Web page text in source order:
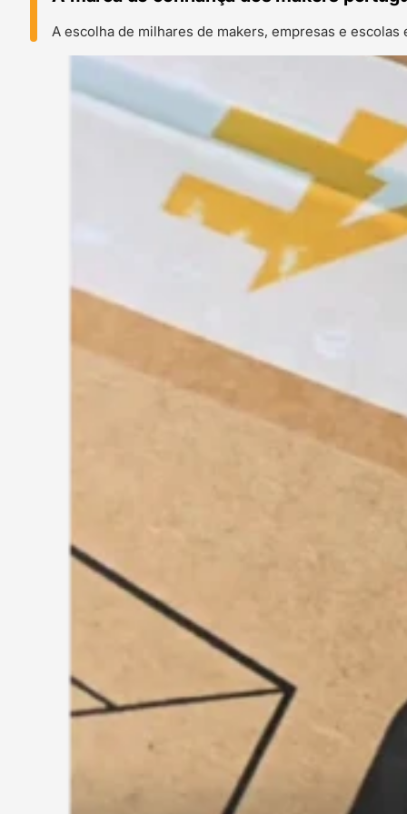
A escolha de milhares de makers, empresas e escolas